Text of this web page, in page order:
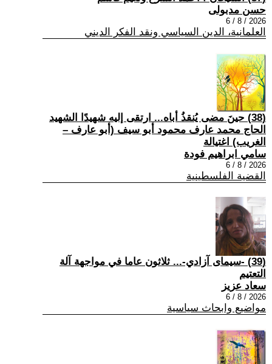
حسن مدبولى
2026 / 8 / 6
العلمانية، الدين السياسي ونقد الفكر الديني
(38) حينَ مضى يُنقذُ أباه... ارتقى إليه شهيدًا الشهيد
الحاج محمد عارف محمود أبو سيف (أبو عارف –
الغريب) اغتيالة
سامي ابراهيم فودة
2026 / 8 / 6
القضية الفلسطينية
(39) -سيمای آزادي-... ثلاثون عاما في مواجهة آلة
التعتيم
سعاد عزيز
2026 / 8 / 6
مواضيع وابحاث سياسية